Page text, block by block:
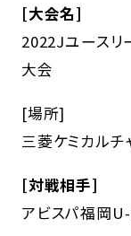
[大会名]
2022Jユース
大会
[場所]
三菱ケミカルチ
[対戦相手]
アビスパ福岡